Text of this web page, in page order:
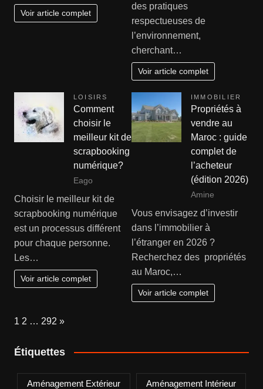
Voir article complet
des pratiques
respectueuses de
l’environnement,
cherchant…
Voir article complet
LOISIRS
Comment
choisir le
meilleur kit de
scrapbooking
numérique?
Eago
Choisir le meilleur kit de
scrapbooking numérique
est un processus différent
pour chaque personne.
Les…
Voir article complet
IMMOBILIER
Propriétés à
vendre au
Maroc : guide
complet de
l’acheteur
(édition 2026)
Amine
Vous envisagez d’investir
dans l’immobilier à
l’étranger en 2026 ?
Recherchez des propriétés
au Maroc,…
Voir article complet
Page:
1 2 … 292 Next
»
Étiquettes
Aménagement Extérieur Aménagement Intérieur